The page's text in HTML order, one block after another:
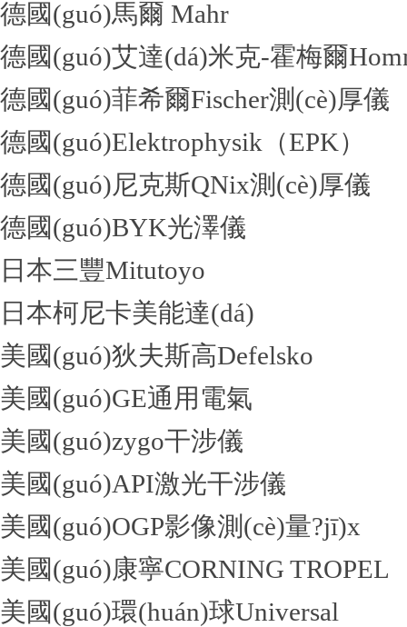
德國(guó)馬爾 Mahr
德國(guó)艾達(dá)米克-霍梅爾
德國(guó)菲希爾Fischer測(cè)厚儀
德國(guó)Elektrophysik（EPK）
德國(guó)尼克斯QNix測(cè)厚儀
德國(guó)BYK光澤儀
日本三豐Mitutoyo
日本柯尼卡美能達(dá)
美國(guó)狄夫斯高Defelsko
美國(guó)GE通用電氣
美國(guó)zygo干涉儀
美國(guó)API激光干涉儀
美國(guó)OGP影像測(cè)量?jī)x
美國(guó)康寧CORNING TROPEL
美國(guó)環(huán)球Universal